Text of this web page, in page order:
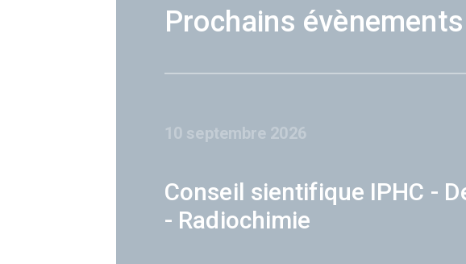
Prochains évènements
10 septembre 2026
Conseil sientifique IPHC -
- Radiochimie